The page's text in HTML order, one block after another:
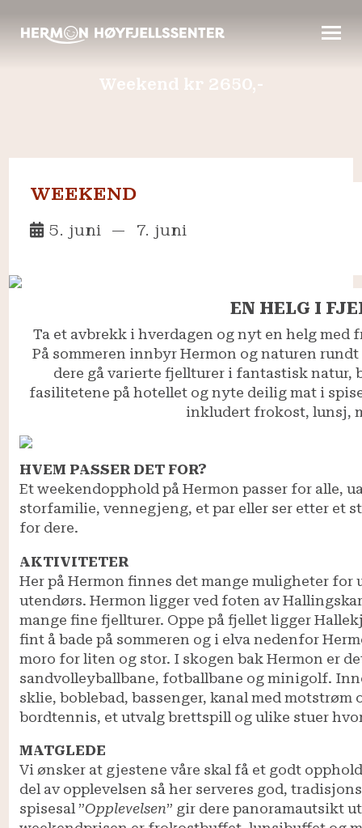
Priser
Overnatting
Kontakt oss
Weekend kr 2650,-
WEEKEND
5. juni — 7. juni
EN HELG I
Ta et avbrekk i hverdagen og nyt en helg
På sommeren innbyr Hermon og naturen
dere gå varierte fjellturer i fantastisk natur,
fasilitetene på hotellet og nyte deilig mat i
inkludert frokost, lunsj,
HVEM PASSER DET FOR?
Et weekendopphold på Hermon passer for alle,
storfamilie, vennegjeng, et par eller ser etter et
for dere.
AKTIVITETER
Her på Hermon finnes det mange muligheter
utendørs. Hermon ligger ved foten av
mange fine fjellturer. Oppe på fjellet ligger
fint å bade på sommeren og i elva nedenfor
moro for liten og stor. I skogen bak Hermon er
sandvolleyballbane, fotballbane og minigolf.
sklie, boblebad, bassenger, kanal med motstrøm
bordtennis, et utvalg brettspill og ulike stuer
MATGLEDE
Vi ønsker at gjestene våre skal få et godt
del av opplevelsen så her serveres god,
spisesal ”Opplevelsen” gir dere panoramautsikt